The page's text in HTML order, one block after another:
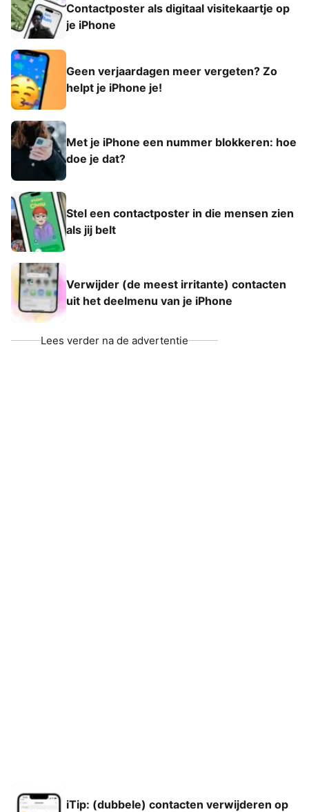
Contactposter als digitaal visitekaartje op
je iPhone
Geen verjaardagen meer vergeten? Zo
helpt je iPhone je!
Met je iPhone een nummer blokkeren: hoe
doe je dat?
Stel een contactposter in die mensen zien
als jij belt
Verwijder (de meest irritante) contacten
uit het deelmenu van je iPhone
Lees verder na de advertentie
iTip: (dubbele) contacten verwijderen op